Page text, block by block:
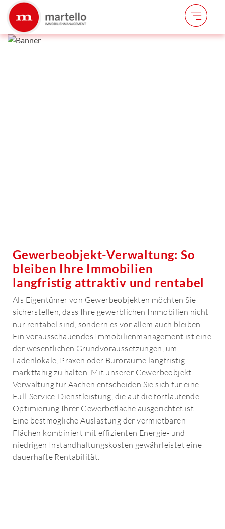
Gewerbeobjekt-Verwaltung: So
bleiben Ihre Immobilien
langfristig attraktiv und rentabel
Als Eigentümer von Gewerbeobjekten möchten Sie
sicherstellen, dass Ihre gewerblichen Immobilien nicht
nur rentabel sind, sondern es vor allem auch bleiben.
Ein vorausschauendes Immobilienmanagement ist eine
der wesentlichen Grundvoraussetzungen, um
Ladenlokale, Praxen oder Büroräume langfristig
marktfähig zu halten. Mit unserer Gewerbeobjekt-
Verwaltung für Aachen entscheiden Sie sich für eine
Full-Service-Dienstleistung, die auf die fortlaufende
Optimierung Ihrer Gewerbefläche ausgerichtet ist.
Eine bestmögliche Auslastung der vermietbaren
Flächen kombiniert mit effizienten Energie- und
niedrigen Instandhaltungskosten gewährleistet eine
dauerhafte Rentabilität.